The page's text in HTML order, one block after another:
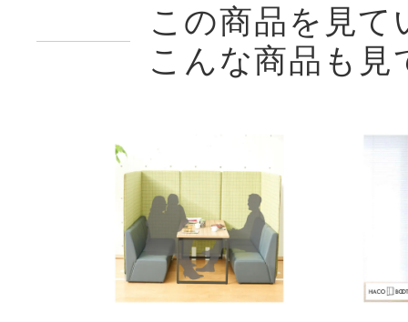
この商品を見て
こんな商品も見